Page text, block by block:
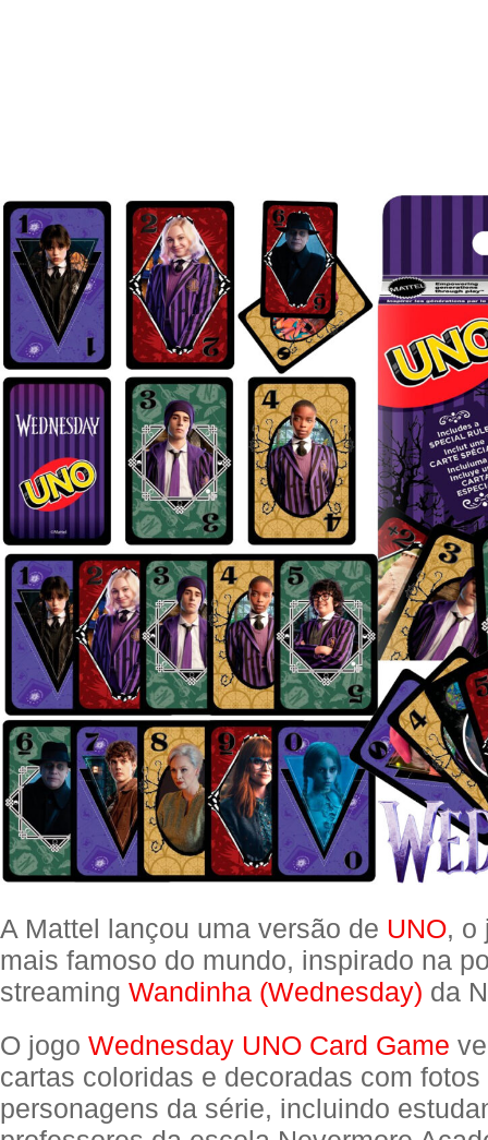
A Mattel lançou uma versão de UNO, o
mais famoso do mundo, inspirado na
streaming Wandinha (Wednesday) da
O jogo Wednesday UNO Card Game
cartas coloridas e decoradas com
personagens da série, incluindo